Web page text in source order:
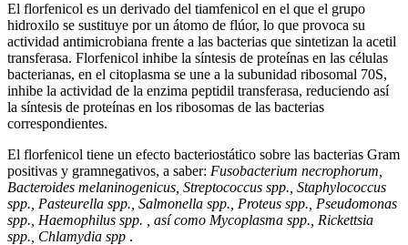
El florfenicol es un derivado del tiamfenicol en el que el grupo
hidroxilo se sustituye por un átomo de flúor, lo que provoca su
actividad antimicrobiana frente a las bacterias que sintetizan la acetil
transferasa. Florfenicol inhibe la síntesis de proteínas en las células
bacterianas, en el citoplasma se une a la subunidad ribosomal 70S,
inhibe la actividad de la enzima peptidil transferasa, reduciendo así
la síntesis de proteínas en los ribosomas de las bacterias
correspondientes.
El florfenicol tiene un efecto bacteriostático sobre las bacterias Gram
positivas y gramnegativos, a saber: Fusobacterium necrophorum,
Bacteroides melaninogenicus, Streptococcus spp., Staphylococcus
spp., Pasteurеllа spp., Salmonella spp., Proteus spp., Pseudomonas
spp., Haemophilus spp. , así como Mycoplasma spp., Rickettsia
spp., Chlamydia spp .